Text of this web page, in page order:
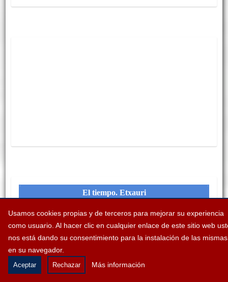
Usamos cookies propias y de terceros para mejorar su experiencia
como usuario. Al hacer clic en cualquier enlace de este sitio web
nos está dando su consentimiento para la instalación de las mismas
en su navegador.
Aceptar Rechazar Más información